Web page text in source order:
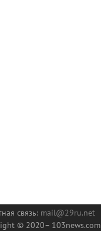
связь: mail@29ru.net
© 2020– 103news.com